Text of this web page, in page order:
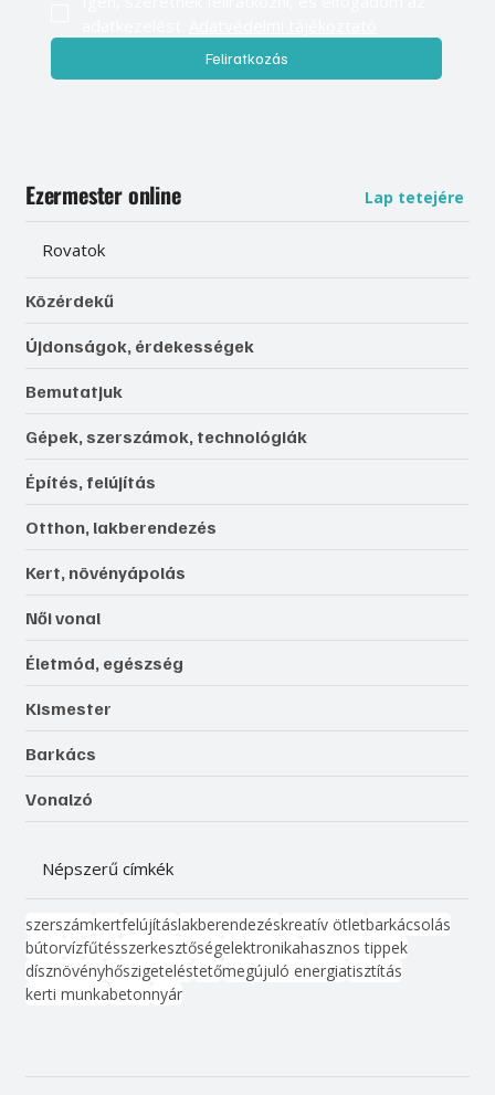
Feliratkozás
Ezermester online Lap tetejére
Rovatok
Közérdekű
Újdonságok, érdekességek
Bemutatjuk
Gépek, szerszámok, technológiák
Építés, felújítás
Otthon, lakberendezés
Kert, növényápolás
Női vonal
Életmód, egészség
Kismester
Barkács
Vonalzó
Népszerű címkék
szerszámkertfelújításlakberendezéskreatív ötletbarkácsolás
bútorvízfűtésszerkesztőségelektronikahasznos tippek
dísznövényhőszigeteléstetőmegújuló energiatisztítás
kerti munkabetonnyár